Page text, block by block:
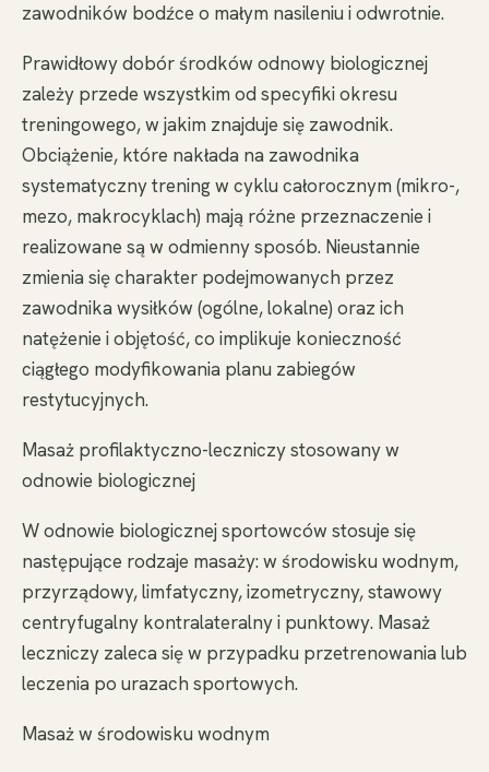
zawodników bodźce o małym nasileniu i odwrotnie.
Prawidłowy dobór środków odnowy biologicznej
zależy przede wszystkim od specyfiki okresu
treningowego, w jakim znajduje się zawodnik.
Obciążenie, które nakłada na zawodnika
systematyczny trening w cyklu całorocznym (mikro-,
mezo, makrocyklach) mają różne przeznaczenie i
realizowane są w odmienny sposób. Nieustannie
zmienia się charakter podejmowanych przez
zawodnika wysiłków (ogólne, lokalne) oraz ich
natężenie i objętość, co implikuje konieczność
ciągłego modyfikowania planu zabiegów
restytucyjnych.
Masaż profilaktyczno-leczniczy stosowany w
odnowie biologicznej
W odnowie biologicznej sportowców stosuje się
następujące rodzaje masaży: w środowisku wodnym,
przyrządowy, limfatyczny, izometryczny, stawowy
centryfugalny kontralateralny i punktowy. Masaż
leczniczy zaleca się w przypadku przetrenowania lub
leczenia po urazach sportowych.
Masaż w środowisku wodnym